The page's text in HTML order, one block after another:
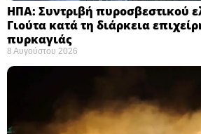
ΗΠΑ: Συντριβή πυροσβεστικού
Γιούτα κατά τη διάρκεια
πυρκαγιάς ​
8 Αυγούστου 2026